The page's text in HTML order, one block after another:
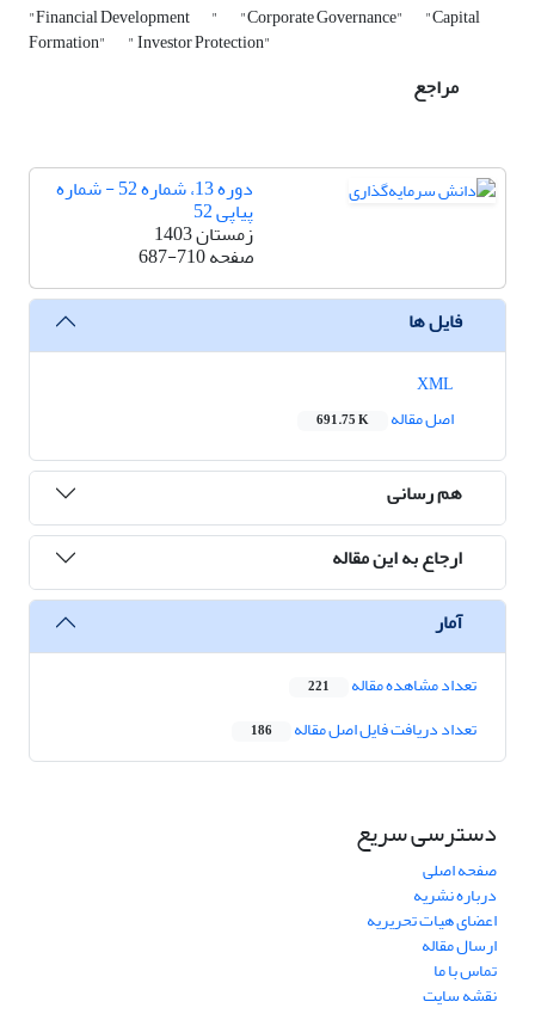
"Financial Development " "Corporate Governance" "Capital
Formation" " Investor Protection"
مراجع
دوره 13، شماره 52 - شماره
پیاپی 52
زمستان 1403
صفحه687-710
فایل ها
اصل مقاله
691.75 K
هم رسانی
ارجاع به این مقاله
آمار
تعداد مشاهده مقاله 221
تعداد دریافت فایل اصل مقاله 186
دسترسی سریع
صفحه اصلی
درباره نشریه
اعضای هیات تحریریه
ارسال مقاله
تماس با ما
نقشه سایت